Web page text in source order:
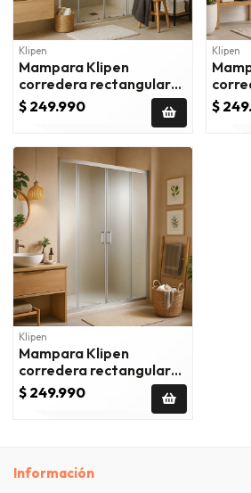
Klipen
Mampara Klipen
corredera rectangular
120x198 cm vidrio
templado
$ 249.990
Klipen
$
Klipen
Mampara Klipen
corredera rectangular
140x198 cm vidrio
templado
$ 249.990
Información